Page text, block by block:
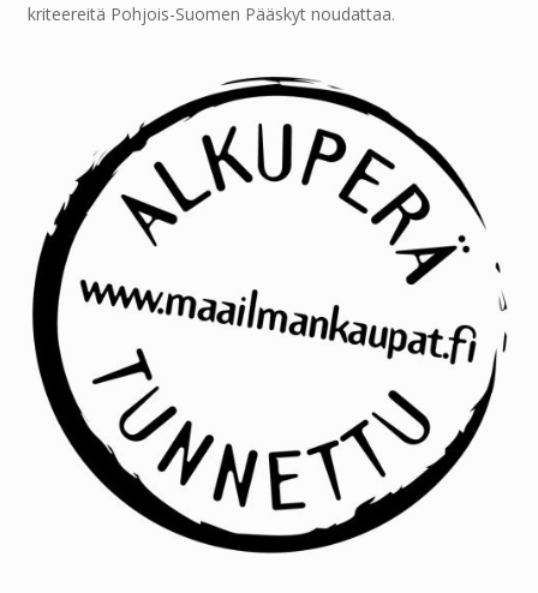
kriteereitä Pohjois-Suomen Pääskyt noudattaa.